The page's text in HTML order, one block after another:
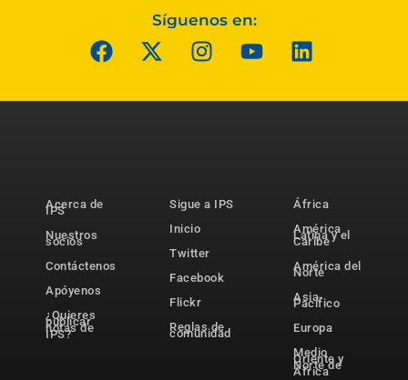
Síguenos en:
Acerca de
IPS
Nuestros
socios
Contáctenos
Apóyenos
¿Quieres
publicar
notas de
IPS?
Sigue a IPS
Inicio
Twitter
Facebook
Flickr
Reglas de
comunidad
África
América
Latina y el
Caribe
América del
Norte
Asia-
Pacífico
Europa
Medio
Oriente y
Norte de
África